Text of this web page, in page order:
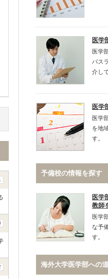
医学
医学
パス
介し
医学
医学
を地
す。
予備校の情報を探す
医学
教師
医学
な予
す。
海外大学医学部への